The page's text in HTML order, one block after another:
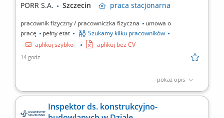
PORR S.A. Szczecin praca stacjonarna
pracownik fizyczny / pracowniczka fizyczna
umowa o
pracę
pełny etat
Szukamy kilku pracowników
aplikuj szybko
aplikuj bez CV
14 godz.
pokaż opis
Zadania: Obsługa i eksploatacja pojazdu ciężarowego typu
zgłaszanie usterek, Współpraca z brygadą roboczą i innymi
Inspektor ds. konstrukcyjno-